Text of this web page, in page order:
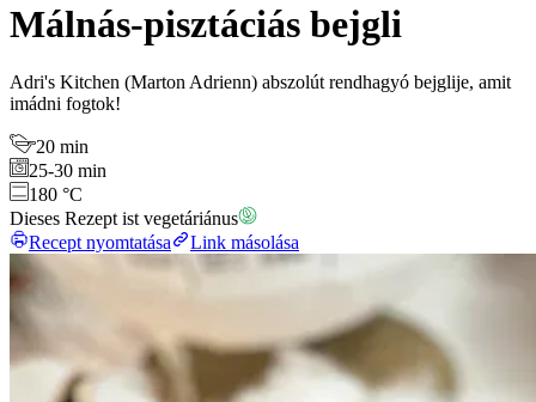
Málnás-pisztáciás bejgli
Adri's Kitchen (Marton Adrienn) abszolút rendhagyó bejglije, amit
imádni fogtok!
20 min
25-30 min
180 °C
Dieses Rezept ist vegetáriánus
Recept nyomtatása
Link másolása